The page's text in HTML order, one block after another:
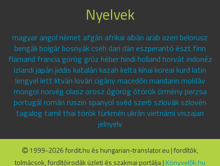
Nyelvek
magyar angol német afgán afrikai albán arab azeri belorusz
bengáli bolgár bosnyák cseh dari dán eszperantó észt finn
flamand francia görög grúz héber hindi holland horvát indonéz
izlandi japán jiddis katalán kazah kelta kínai koreai kurd latin
lengyel lett litván lovári cigány macedón mandarin moldáv
mongol norvég olasz orosz ógörög ótörök örmény perzsa
portugál román ruszin spanyol svéd szerb szlovák szlovén
tagalog tamil thai török türkmén ukrán vietnámi viszajan
jelnyelv
1999-2026 fordit.hu és hungarian-translator.eu | fordítók,
tolmácsok, fordítóirodák üzleti és szakmai portálja | Könyvelők.hu